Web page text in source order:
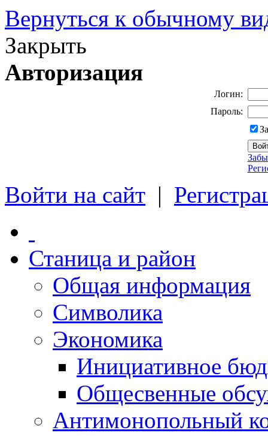
Вернуться к обычному
Закрыть
Авторизация
Логин:
Пароль:
Войти на сайт |
Станица и район
Общая информация
Символика
Экономика
Инициативное
Общесвенные
Антимонопольный